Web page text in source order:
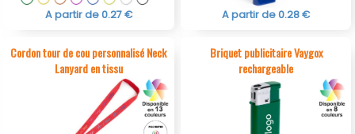
A partir de 0.27 € A partir de 0.28 €
Cordon tour de cou personnalisé Neck
Lanyard en tissu
Briquet publicitaire Vaygox
rechargeable